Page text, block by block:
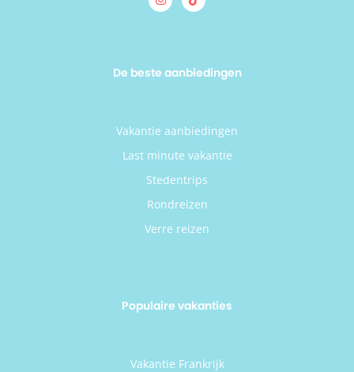
De beste aanbiedingen
Vakantie aanbiedingen
Last minute vakantie
Stedentrips
Rondreizen
Verre reizen
Populaire vakanties
Vakantie Frankrijk